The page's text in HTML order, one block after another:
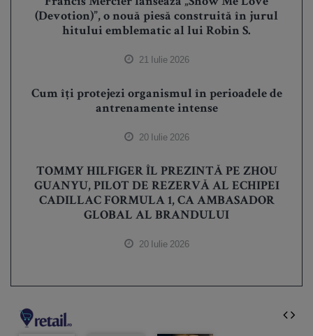
(Devotion)”, o nouă piesă construită în jurul
hitului emblematic al lui Robin S.
21 Iulie 2026
Cum îți protejezi organismul în perioadele de
antrenamente intense
20 Iulie 2026
TOMMY HILFIGER ÎL PREZINTĂ PE ZHOU
GUANYU, PILOT DE REZERVĂ AL ECHIPEI
CADILLAC FORMULA 1, CA AMBASADOR
GLOBAL AL BRANDULUI
20 Iulie 2026